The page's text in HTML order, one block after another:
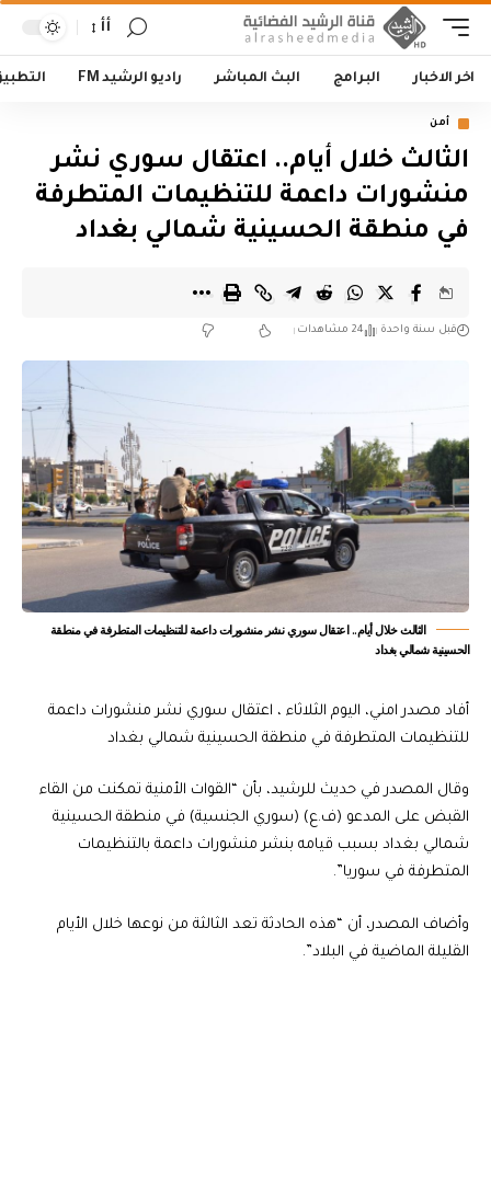
أأ
اخر الاخبار البرامج البث المباشر راديو الرشيد FM
أمن
الثالث خلال أيام.. اعتقال سوري نشر
منشورات داعمة للتنظيمات المتطرفة
في منطقة الحسينية شمالي بغداد
قبل سنة واحدة 24 مشاهدات
الثالث خلال أيام.. اعتقال سوري نشر منشورات داعمة للتنظيمات المتطرفة في منطقة
الحسينية شمالي بغداد
أفاد مصدر امني، اليوم الثلاثاء ، اعتقال سوري نشر منشورات داعمة
للتنظيمات المتطرفة في منطقة الحسينية شمالي بغداد
وقال المصدر في حديث للرشيد، بأن “القوات الأمنية تمكنت من القاء
القبض على المدعو (ف.ع) (سوري الجنسية) في منطقة الحسينية
شمالي بغداد بسبب قيامه بنشر منشورات داعمة بالتنظيمات
المتطرفة في سوريا”.
وأضاف المصدر، أن “هذه الحادثة تعد الثالثة من نوعها خلال الأيام
القليلة الماضية في البلاد”.